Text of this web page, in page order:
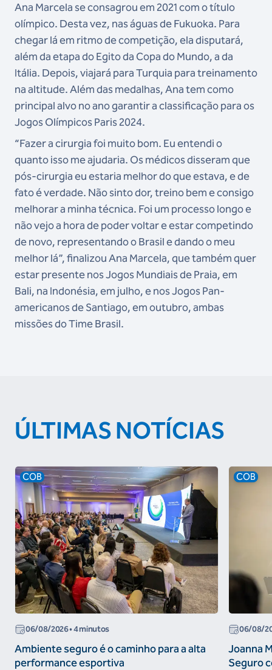
Ana Marcela se consagrou em 2021 com o título
olímpico. Desta vez, nas águas de Fukuoka. Para
chegar lá em ritmo de competição, ela disputará,
além da etapa do Egito da Copa do Mundo, a da
Itália. Depois, viajará para Turquia para treinamento
na altitude. Além das medalhas, Ana tem como
principal alvo no ano garantir a classificação para os
Jogos Olímpicos Paris 2024.
“Fazer a cirurgia foi muito bom. Eu entendi o
quanto isso me ajudaria. Os médicos disseram que
pós-cirurgia eu estaria melhor do que estava, e de
fato é verdade. Não sinto dor, treino bem e consigo
melhorar a minha técnica. Foi um processo longo e
não vejo a hora de poder voltar e estar competindo
de novo, representando o Brasil e dando o meu
melhor lá”, finalizou Ana Marcela, que também quer
estar presente nos Jogos Mundiais de Praia, em
Bali, na Indonésia, em julho, e nos Jogos Pan-
americanos de Santiago, em outubro, ambas
missões do Time Brasil.
ÚLTIMAS NOTÍCIAS
COB
06/08/2026• 4 minutos
Ambiente seguro é o caminho para a alta
performance esportiva
COB
06/08/
Joanna
Seguro